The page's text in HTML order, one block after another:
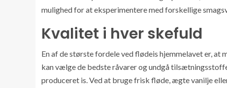
mulighed for at eksperimentere med forskellige
Kvalitet i hver skefuld
En af de største fordele ved flødeis hjemmelavet er,
kan vælge de bedste råvarer og undgå
produceret is. Ved at bruge frisk fløde, ægte vanilje